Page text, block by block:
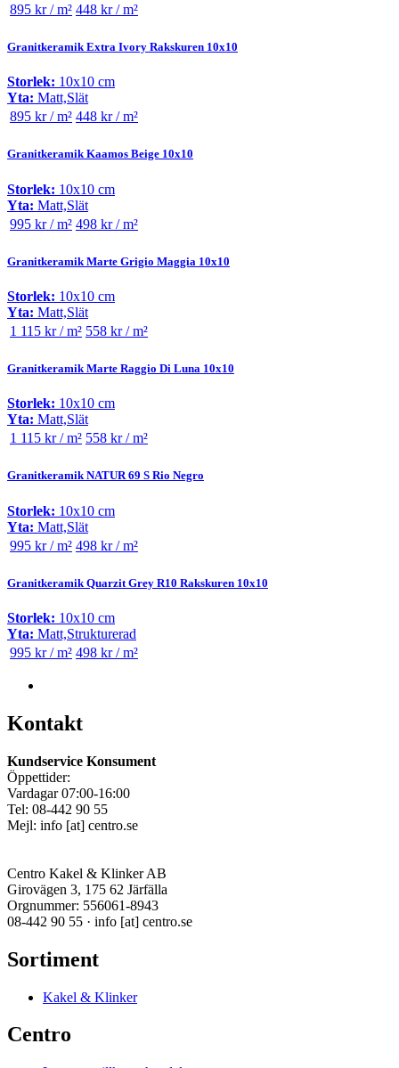
895 kr / m² 448 kr / m²
Granitkeramik Extra Ivory Rakskuren 10x10
Storlek: 10x10 cm
Yta: Matt,Slät
895 kr / m² 448 kr / m²
Granitkeramik Kaamos Beige 10x10
Storlek: 10x10 cm
Yta: Matt,Slät
995 kr / m² 498 kr / m²
Granitkeramik Marte Grigio Maggia 10x10
Storlek: 10x10 cm
Yta: Matt,Slät
1 115 kr / m² 558 kr / m²
Granitkeramik Marte Raggio Di Luna 10x10
Storlek: 10x10 cm
Yta: Matt,Slät
1 115 kr / m² 558 kr / m²
Granitkeramik NATUR 69 S Rio Negro
Storlek: 10x10 cm
Yta: Matt,Slät
995 kr / m² 498 kr / m²
Granitkeramik Quarzit Grey R10 Rakskuren 10x10
Storlek: 10x10 cm
Yta: Matt,Strukturerad
995 kr / m² 498 kr / m²
Kontakt
Kundservice Konsument
Öppettider:
Vardagar 07:00-16:00
Tel: 08-442 90 55
Mejl: info [at] centro.se
Centro Kakel & Klinker AB
Girovägen 3, 175 62 Järfälla
Orgnummer: 556061-8943
08-442 90 55 · info [at] centro.se
Sortiment
Kakel & Klinker
Centro